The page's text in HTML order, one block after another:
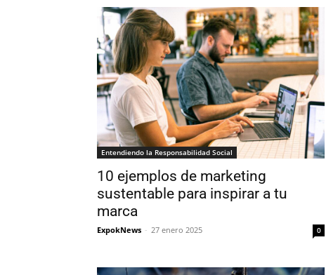
Entendiendo la Responsabilidad Social
10 ejemplos de marketing
sustentable para inspirar a tu
marca
ExpokNews - 27 enero 2025 0